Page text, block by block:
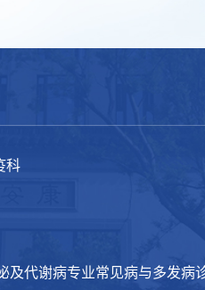
科
及代谢病专业常见病与多发病